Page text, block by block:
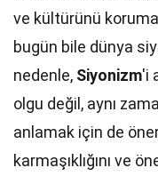
ve kültürünü koruma
bugün bile dünya
nedenle, Siyonizm'i
olgu değil, aynı
anlamak için de
karmaşıklığını ve